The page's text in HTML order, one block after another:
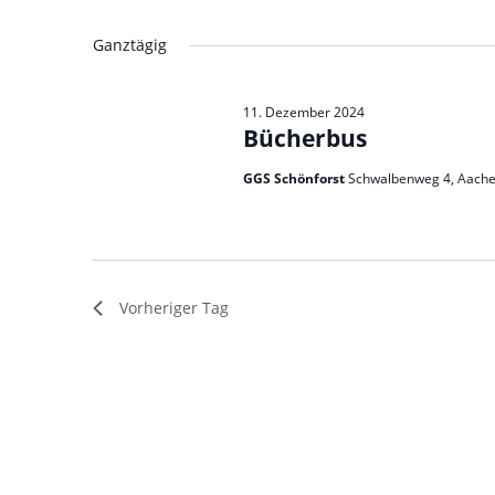
Schlüsselwort.
Ganztägig
Bücherbus
11. Dezember 2024
GGS SchönforstSchwalbenweg 4,
Vorheriger Tag